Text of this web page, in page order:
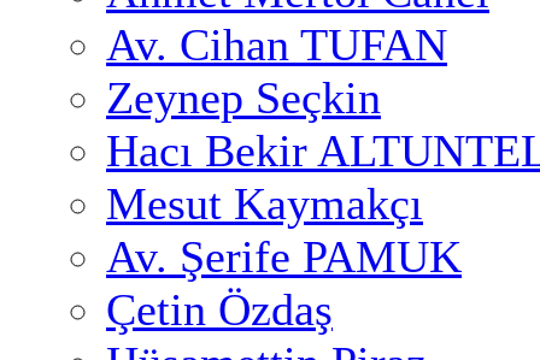
Av. Cihan TUFAN
Zeynep Seçkin
Hacı Bekir
Mesut Kaymakçı
Av. Şerife PAMUK
Çetin Özdaş